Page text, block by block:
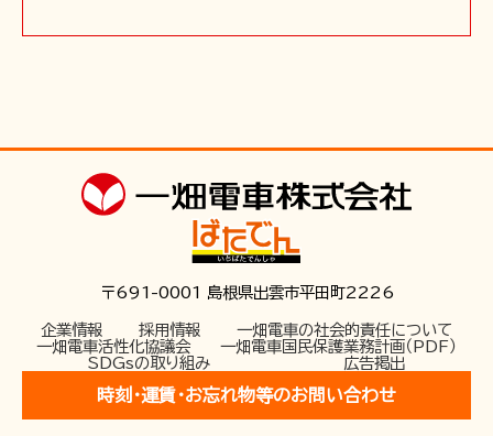
〒691-0001 島根県出雲市平田町2226
企業情報 採用情報
一畑電車の社会的責任について
一畑電車活性化協議会
一畑電車国民保護業務計画（PDF）
SDGsの取り組み
広告掲出
時刻･運賃･お忘れ物等のお問い合わせ